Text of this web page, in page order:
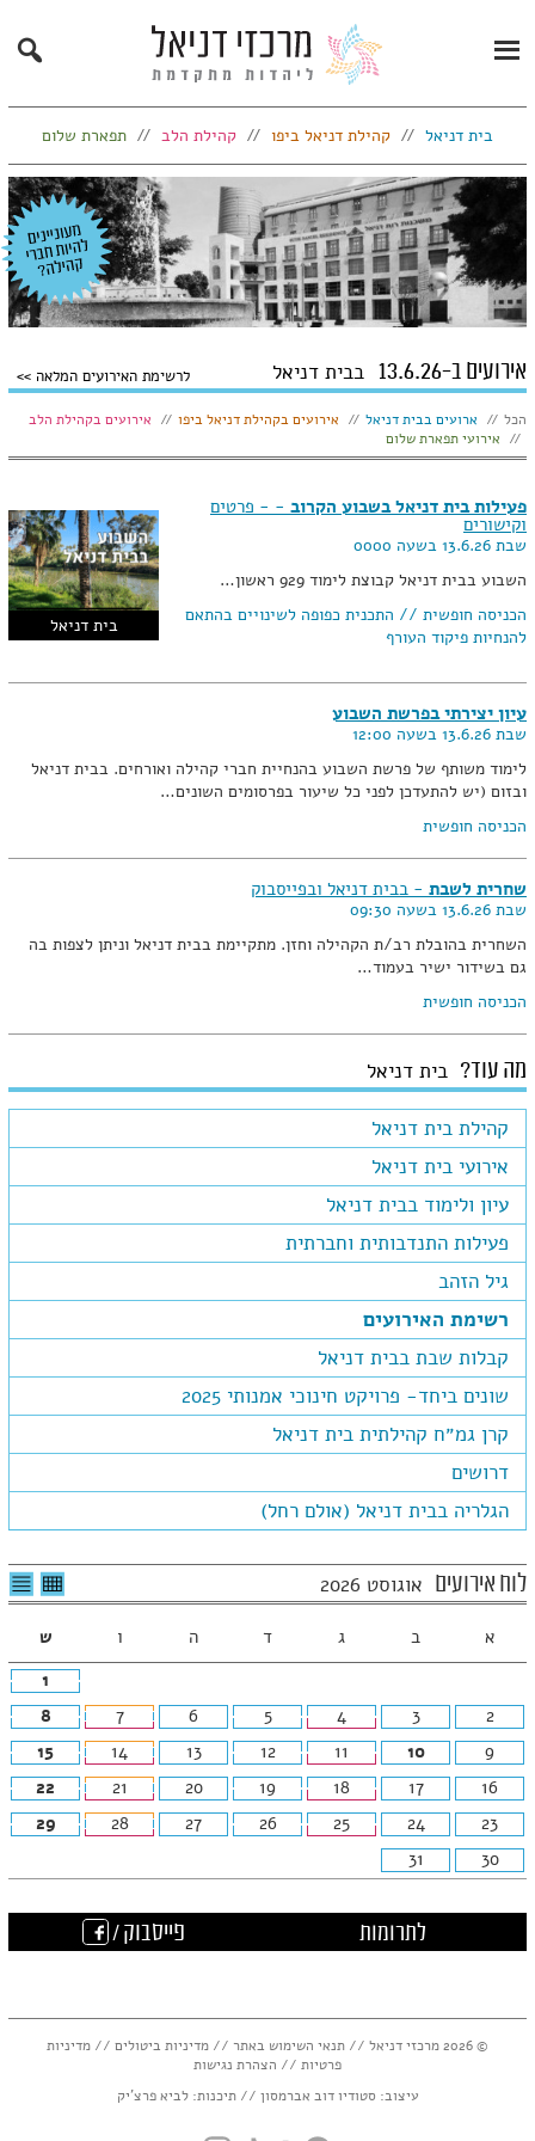
Primary
Menu
Search
בית דניאל קהילת דניאל ביפו קהילת הלב תפארת שלום
אירועים ב-13.6.26 בבית דניאל לרשימת האירועים המלאה
הצג:
הכל ארועים בבית דניאל אירועים בקהילת דניאל ביפו
אירועים בקהילת הלב
אירועי תפארת שלום
בית דניאל
פעילות בית דניאל בשבוע הקרוב - - פרטים
וקישורים
שבת 13.6.26 בשעה 0000
השבוע בבית דניאל קבוצת לימוד 929 ראשון…
הכניסה חופשית // התכנית כפופה לשינויים בהתאם
להנחיות פיקוד העורף
עיון יצירתי בפרשת השבוע
שבת 13.6.26 בשעה 12:00
לימוד משותף של פרשת השבוע בהנחיית חברי קהילה ואורחים. בבית דניאל
ובזום (יש להתעדכן לפני כל שיעור בפרסומים השונים…
הכניסה חופשית
שחרית לשבת - בבית דניאל ובפייסבוק
שבת 13.6.26 בשעה 09:30
השחרית בהובלת רב/ת הקהילה וחזן. מתקיימת בבית דניאל וניתן לצפות בה
גם בשידור ישיר בעמוד…
הכניסה חופשית
מה עוד? בית דניאל
קהילת בית דניאל
אירועי בית דניאל
עיון ולימוד בבית דניאל
פעילות התנדבותית וחברתית
גיל הזהב
רשימת האירועים
קבלות שבת בבית דניאל
שונים ביחד- פרויקט חינוכי אמנותי 2025
קרן גמ״ח קהילתית בית דניאל
דרושים
הגלריה בבית דניאל (אולם רחל)
לוח אירועים אוגוסט 2026 לצפיה
בטבלה
א ב ג ד ה ו
ש
1
2
3
4
5
6
7
8
9
10
11
12
13
14
15
16
17
18
19
20
21
22
23
24
25
26
27
28
29
30
31
לתרומות פייסבוק /
© 2026 מרכזי דניאל // תנאי השימוש באתר // מדיניות ביטולים // מדיניות
פרטיות // הצהרת נגישות
עיצוב: סטודיו דוב אברמסון // תיכנות:לביא פרצ'יק